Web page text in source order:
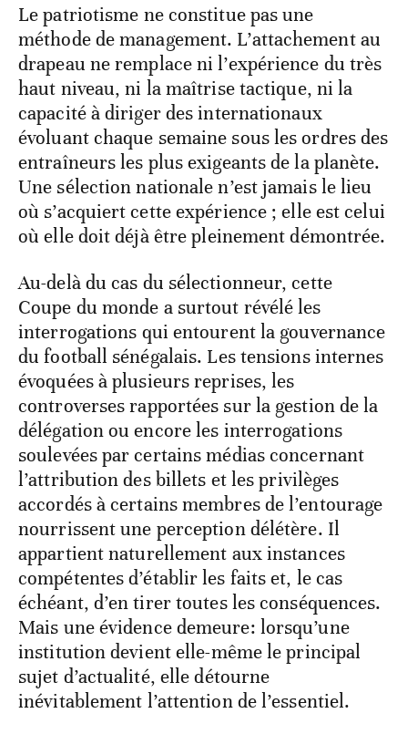
Le patriotisme ne constitue pas une
méthode de management. L’attachement au
drapeau ne remplace ni l’expérience du très
haut niveau, ni la maîtrise tactique, ni la
capacité à diriger des internationaux
évoluant chaque semaine sous les ordres des
entraîneurs les plus exigeants de la planète.
Une sélection nationale n’est jamais le lieu
où s’acquiert cette expérience ; elle est celui
où elle doit déjà être pleinement démontrée.
Au-delà du cas du sélectionneur, cette
Coupe du monde a surtout révélé les
interrogations qui entourent la gouvernance
du football sénégalais. Les tensions internes
évoquées à plusieurs reprises, les
controverses rapportées sur la gestion de la
délégation ou encore les interrogations
soulevées par certains médias concernant
l’attribution des billets et les privilèges
accordés à certains membres de l’entourage
nourrissent une perception délétère. Il
appartient naturellement aux instances
compétentes d’établir les faits et, le cas
échéant, d’en tirer toutes les conséquences.
Mais une évidence demeure: lorsqu’une
institution devient elle-même le principal
sujet d’actualité, elle détourne
inévitablement l’attention de l’essentiel.